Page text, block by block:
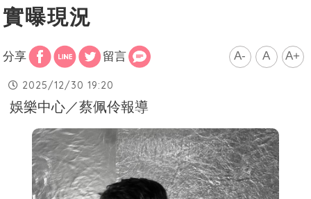
實曝現況
分享 留言 A- A A+
2025/12/30 19:20
娛樂中心／蔡佩伶報導